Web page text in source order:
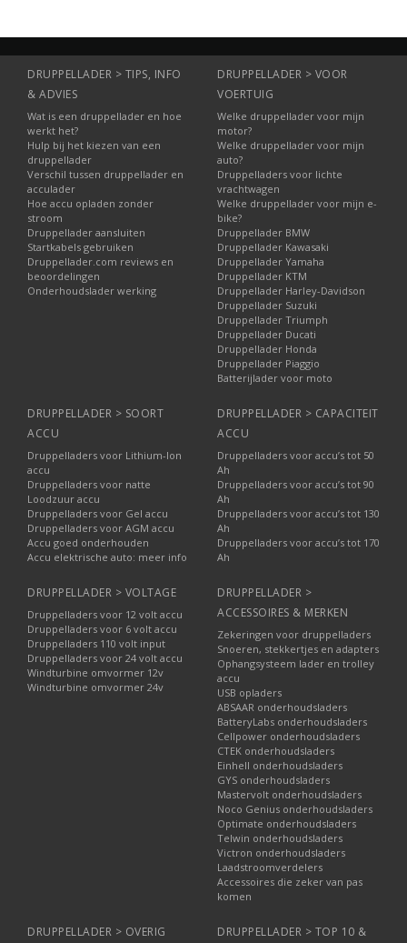
DRUPPELLADER > TIPS, INFO
& ADVIES
Wat is een druppellader en hoe
werkt het?
Hulp bij het kiezen van een
druppellader
Verschil tussen druppellader en
acculader
Hoe accu opladen zonder
stroom
Druppellader aansluiten
Startkabels gebruiken
Druppellader.com reviews en
beoordelingen
Onderhoudslader werking
DRUPPELLADER > VOOR
VOERTUIG
Welke druppellader voor mijn
motor?
Welke druppellader voor mijn
auto?
Druppelladers voor lichte
vrachtwagen
Welke druppellader voor mijn e-
bike?
Druppellader BMW
Druppellader Kawasaki
Druppellader Yamaha
Druppellader KTM
Druppellader Harley-Davidson
Druppellader Suzuki
Druppellader Triumph
Druppellader Ducati
Druppellader Honda
Druppellader Piaggio
Batterijlader voor moto
DRUPPELLADER > SOORT
ACCU
Druppelladers voor Lithium-Ion
accu
Druppelladers voor natte
Loodzuur accu
Druppelladers voor Gel accu
Druppelladers voor AGM accu
Accu goed onderhouden
Accu elektrische auto: meer info
DRUPPELLADER > CAPACITEIT
ACCU
Druppelladers voor accu’s tot 50
Ah
Druppelladers voor accu’s tot 90
Ah
Druppelladers voor accu’s tot 130
Ah
Druppelladers voor accu’s tot 170
Ah
DRUPPELLADER > VOLTAGE
Druppelladers voor 12 volt accu
Druppelladers voor 6 volt accu
Druppelladers 110 volt input
Druppelladers voor 24 volt accu
Windturbine omvormer 12v
Windturbine omvormer 24v
DRUPPELLADER >
ACCESSOIRES & MERKEN
Zekeringen voor druppelladers
Snoeren, stekkertjes en adapters
Ophangsysteem lader en trolley
accu
USB opladers
ABSAAR onderhoudsladers
BatteryLabs onderhoudsladers
Cellpower onderhoudsladers
CTEK onderhoudsladers
Einhell onderhoudsladers
GYS onderhoudsladers
Mastervolt onderhoudsladers
Noco Genius onderhoudsladers
Optimate onderhoudsladers
Telwin onderhoudsladers
Victron onderhoudsladers
Laadstroomverdelers
Accessoires die zeker van pas
komen
DRUPPELLADER > OVERIG
DRUPPELLADER > TOP 10 &